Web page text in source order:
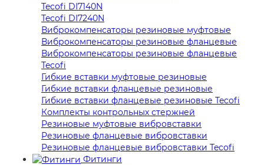
Tecofi DI7140N
Tecofi DI7240N
Виброкомпенсаторы резиновые муфтовые
Виброкомпенсаторы резиновые фланцевые
Виброкомпенсаторы резиновые фланцевые
Tecofi
Гибкие вставки муфтовые резиновые
Гибкие вставки фланцевые резиновые
Гибкие вставки фланцевые резиновые Tecofi
Комплекты контрольных стержней
Резиновые муфтовые вибровставки
Резиновые фланцевые вибровставки
Резиновые фланцевые вибровставки Tecofi
Фитинги